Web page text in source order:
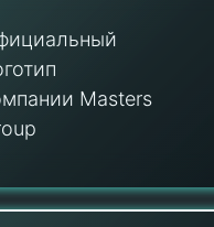
Masters